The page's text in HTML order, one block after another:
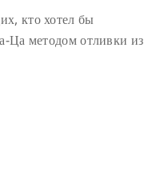
кто хотел бы
Ца методом отливки из